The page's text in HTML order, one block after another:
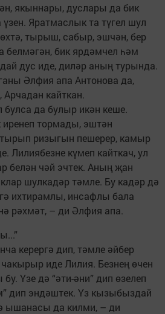
якыннары, дуслары да бик
Яратмаслык та түгел шул
тырыш, сабыр, эшчән, бер
белмәгән, бик ярдәмчел һәм
дус иде, диләр аның турында.
Әлфия апа Антонова да,
Арчадан кайткан.
да булыр икән кеше.
иренеп тормады, эштән
ризыгын пешерер, камыр
Лилиябезне күмеп кайткач, ул
белән чәй эчтек. Аның җан
шулкадәр тәмле. Бу кадәр дә
ихтирамлы, инсафлы бала
рәхмәт, – ди Әлфия апа.
керергә дип, тәмле әйбер
иде Лилия. Безнең өчен
Үзе дә “әти-әни” дип өзелеп
дип эндәштек. Үз кызыбыздай
ышанасы да килми, – ди